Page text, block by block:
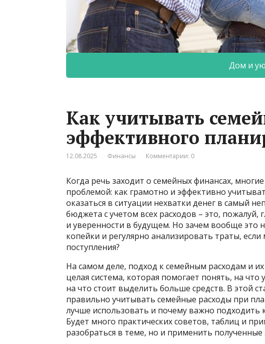
Дом и
Как учитывать
эффективного
12.08.2025 Финансы Комментарии: 0
Когда речь заходит о семейных финансах,
проблемой: как грамотно и эффективно
оказаться в ситуации нехватки денег в самый
бюджета с учетом всех расходов – это, пожалуй,
и уверенности в будущем. Но зачем вообще это
копейки и регулярно анализировать траты,
поступления?
На самом деле, подход к семейным расходам и
целая система, которая помогает понять, на
на что стоит выделить больше средств. В этой
правильно учитывать семейные расходы при
лучше использовать и почему важно подходить
Будет много практических советов, таблиц и
разобраться в теме, но и применить полученные